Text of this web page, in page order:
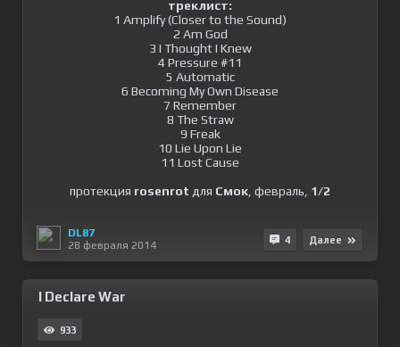
треклист:
1 Amplify (Closer to the Sound)
2 Am God
3 I Thought I Knew
4 Pressure #11
5 Automatic
6 Becoming My Own Disease
7 Remember
8 The Straw
9 Freak
10 Lie Upon Lie
11 Lost Cause
протекция rosenrot для Смок , февраль, 1/2
DL87
28 февраля 2014
4 Далее
I Declare War
933